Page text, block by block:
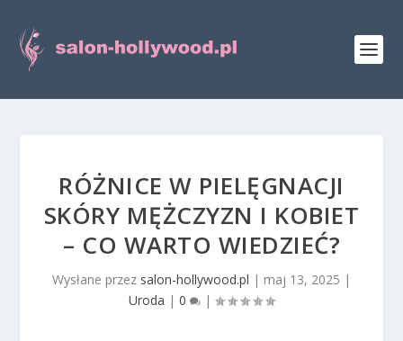
RÓŻNICE W PIELĘGNACJI
SKÓRY MĘŻCZYZN I KOBIET
– CO WARTO WIEDZIEĆ?
Wysłane przez salon-hollywood.pl | maj 13, 2025 |
Uroda | 0 |